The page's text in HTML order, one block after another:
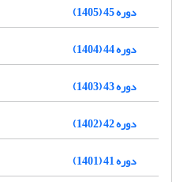
دوره 45 (1405)
دوره 44 (1404)
دوره 43 (1403)
دوره 42 (1402)
دوره 41 (1401)